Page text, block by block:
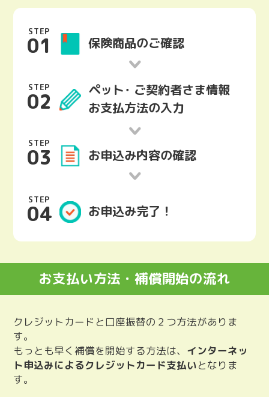
STEP
01 保険商品のご確認
STEP
02 ペット･ ご契約者さま情報
お支払方法の入力
STEP
03 お申込み内容の確認
STEP
04 お申込み完了！
お支払い方法・補償開始の流れ
クレジットカードと口座振替の２つ方法がありま
す。
もっとも早く補償を開始する方法は、 インターネッ
ト申込みによるクレジットカード支払いとなりま
す。